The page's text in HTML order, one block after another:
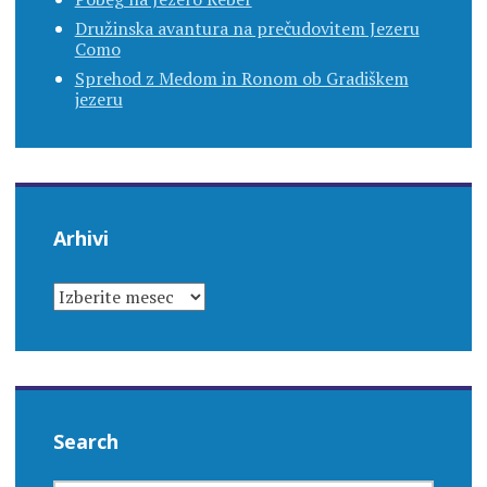
Družinska avantura na prečudovitem Jezeru
Como
Sprehod z Medom in Ronom ob Gradiškem
jezeru
Arhivi
ARHIVI
Search